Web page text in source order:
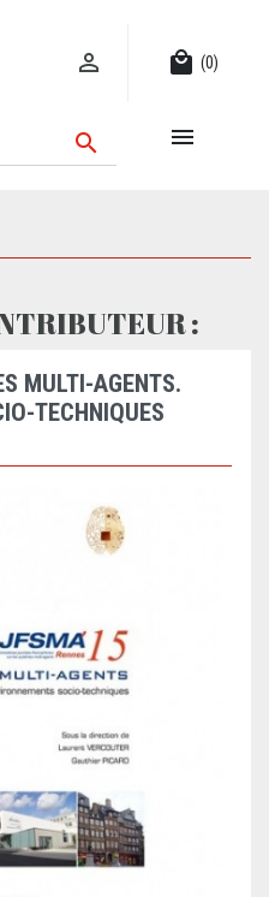
 local_mall (0)
 
:
MULTI-AGENTS.
TECHNIQUES